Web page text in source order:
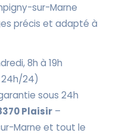
sur-Marne
précis et adapté à
8h à 19h
24)
sous 24h
Plaisir–
Marne et tout le